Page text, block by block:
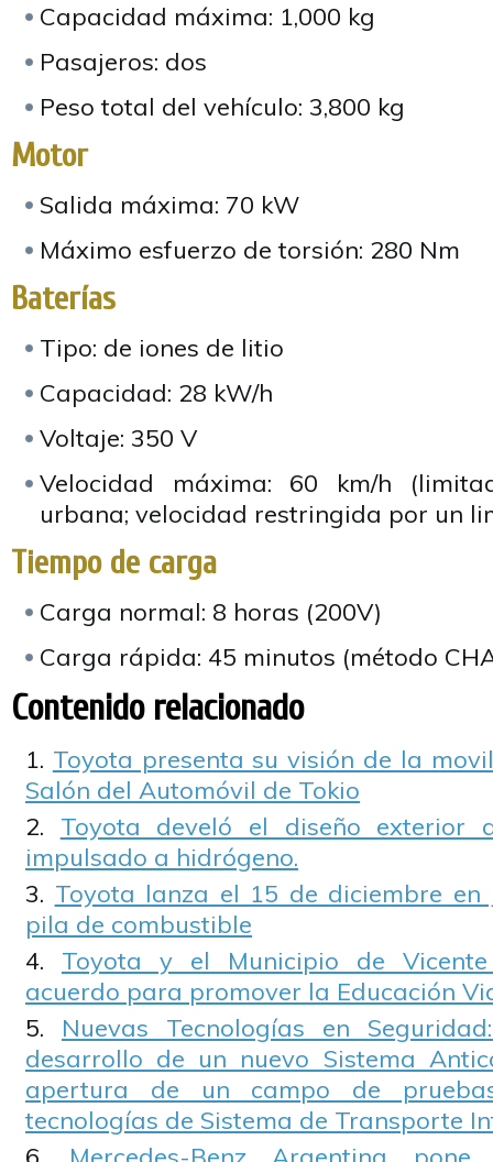
Capacidad máxima: 1,000 kg
Pasajeros: dos
Peso total del vehículo: 3,800 kg
Motor
Salida máxima: 70 kW
Máximo esfuerzo de torsión: 280 Nm
Baterías
Tipo: de iones de litio
Capacidad: 28 kW/h
Voltaje: 350 V
Velocidad máxima: 60 km/h
urbana; velocidad restringida por un
Tiempo de carga
Carga normal: 8 horas (200V)
Carga rápida: 45 minutos (método
Contenido relacionado
Toyota presenta su visión de la
Salón del Automóvil de Tokio
Toyota develó el diseño exterior
impulsado a hidrógeno.
Toyota lanza el 15 de diciembre en
pila de combustible
Toyota y el Municipio de
acuerdo para promover la Educación
Nuevas Tecnologías en
desarrollo de un nuevo Sistema
apertura de un campo de
tecnologías de Sistema de Transporte